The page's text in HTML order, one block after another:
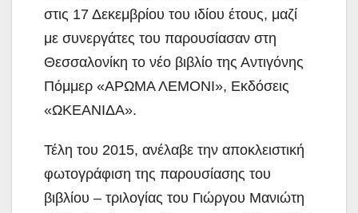
στις 17 Δεκεμβρίου του ιδίου έτους, μαζί
με συνεργάτες του παρουσίασαν στη
Θεσσαλονίκη το νέο βιβλίο της Αντιγόνης
Πόμμερ «ΑΡΩΜΑ ΛΕΜΟΝΙ», Εκδόσεις
«ΩΚΕΑΝΙΔΑ».
Τέλη του 2015, ανέλαβε την αποκλειστική
φωτογράφιση της παρουσίασης του
βιβλίου – τριλογίας του Γιώργου Μανιώτη